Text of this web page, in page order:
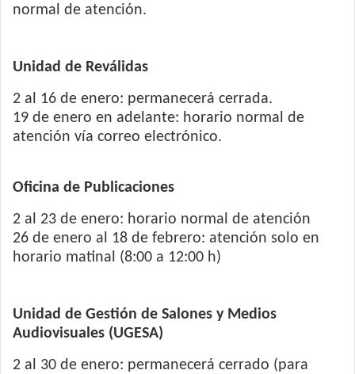
normal de atención.
Unidad de Reválidas
2 al 16 de enero: permanecerá cerrada.
19 de enero en adelante: horario normal de
atención vía correo electrónico.
Oficina de Publicaciones
2 al 23 de enero: horario normal de atención
26 de enero al 18 de febrero: atención solo en
horario matinal (8:00 a 12:00 h)
Unidad de Gestión de Salones y Medios
Audiovisuales (UGESA)
2 al 30 de enero: permanecerá cerrado (para